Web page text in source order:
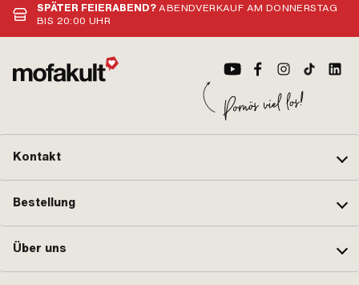
SPÄTER FEIERABEND?ABENDVERKAUF AM DONNERSTAG
BIS 20:00 UHR
Kontakt
Bestellung
Über uns